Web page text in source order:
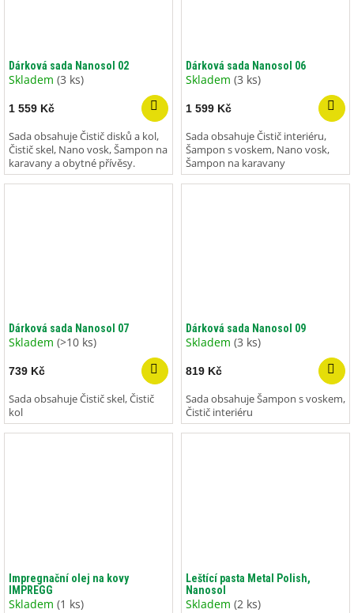
Dárková sada Nanosol 02
Skladem (3 ks)
1 559 Kč
Sada obsahuje Čistič disků a kol,
Čistič skel, Nano vosk, Šampon na
karavany a obytné přívěsy.
Dárková sada Nanosol 06
Skladem (3 ks)
1 599 Kč
Sada obsahuje Čistič interiéru,
Šampon s voskem, Nano vosk,
Šampon na karavany
Dárková sada Nanosol 07
Skladem (>10 ks)
739 Kč
Sada obsahuje Čistič skel, Čistič
kol
Dárková sada Nanosol 09
Skladem (3 ks)
819 Kč
Sada obsahuje Šampon s voskem,
Čistič interiéru
Impregnační olej na kovy
IMPREGG
Skladem (1 ks)
Leštící pasta Metal Polish,
Nanosol
Skladem (2 ks)